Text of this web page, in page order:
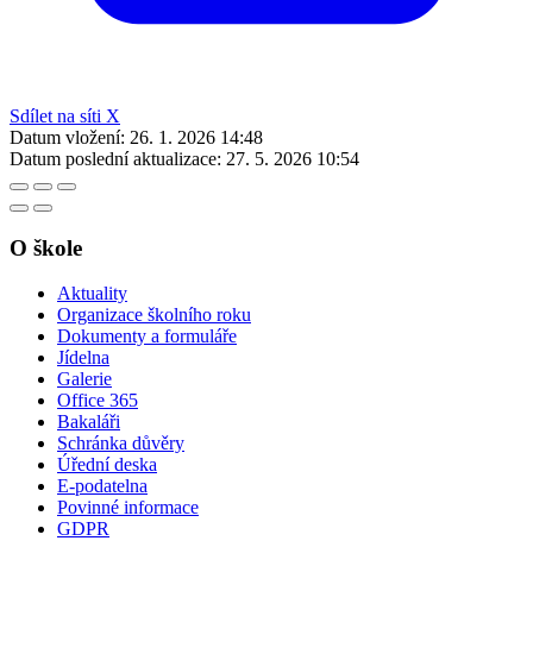
Sdílet na síti X
Datum vložení: 26. 1. 2026 14:48
Datum poslední aktualizace: 27. 5. 2026 10:54
O škole
Aktuality
Organizace školního roku
Dokumenty a formuláře
Jídelna
Galerie
Office 365
Bakaláři
Schránka důvěry
Úřední deska
E-podatelna
Povinné informace
GDPR